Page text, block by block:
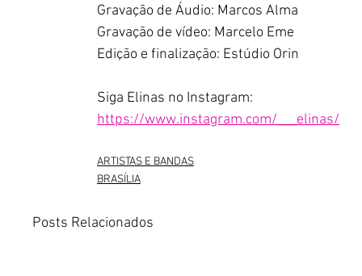
Gravação de Áudio: Marcos Alma
Gravação de vídeo: Marcelo Eme
Edição e finalização: Estúdio Orin
Siga Elinas no Instagram:
https://www.instagram.com/___elinas/
ARTISTAS E BANDAS
BRASÍLIA
Posts Relacionados